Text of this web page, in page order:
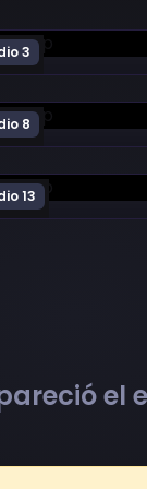
3Tail Episodio 3
8Tail Episodio 8
13
Tail Episodio 13
el